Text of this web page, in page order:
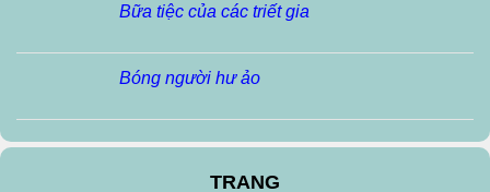
Bữa tiệc của các triết gia
Bóng người hư ảo
TRANG